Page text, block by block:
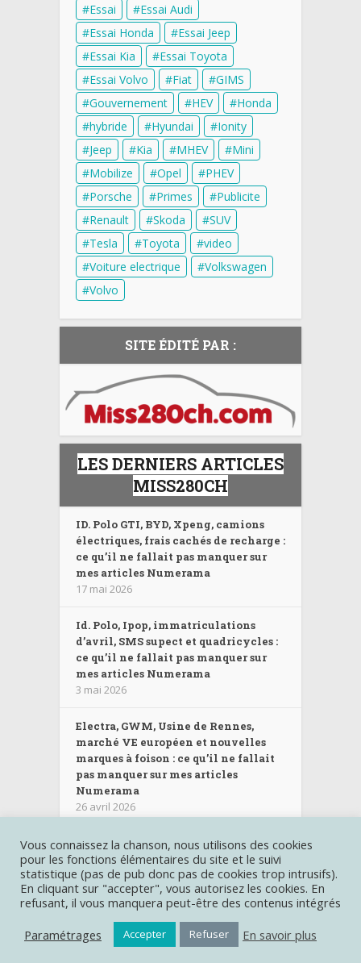
Essai
Essai Audi
Essai Honda
Essai Jeep
Essai Kia
Essai Toyota
Essai Volvo
Fiat
GIMS
Gouvernement
HEV
Honda
hybride
Hyundai
Ionity
Jeep
Kia MHEV
Mini
Mobilize
Opel
PHEV
Porsche
Primes
Publicite
Renault
Skoda
SUV
Tesla
Toyota
video
Voiture electrique
Volkswagen
Volvo
SITE ÉDITÉ PAR :
LES DERNIERS ARTICLES
MISS280CH
ID. Polo GTI, BYD, Xpeng, camions
électriques, frais cachés de recharge :
ce qu’il ne fallait pas manquer sur
mes articles Numerama
17 mai 2026
Id. Polo, Ipop, immatriculations
d’avril, SMS supect et quadricycles :
ce qu’il ne fallait pas manquer sur
mes articles Numerama
3 mai 2026
Electra, GWM, Usine de Rennes,
marché VE européen et nouvelles
marques à foison : ce qu’il ne fallait
pas manquer sur mes articles
Numerama
26 avril 2026
Les autres sites :Miss280ch.com| Deroutante-Sigma.fr
Castinghotels.fr| Création graphique et gestion du contenu
Raphaelle Baut
Copyright © Miss-kW.com |
Politique de
confidentialité
Vous connaissez la chanson, nous utilisons des cookies
pour les fonctions élémentaires du site et le suivi
statistique (pas de pub donc pas de cookies trop intrusifs).
En cliquant sur "accepter", vous autorisez les cookies. En
refusant, il vous manquera peut-être des contenus intégrés
Paramétrages
Accepter Refuser En savoir plus